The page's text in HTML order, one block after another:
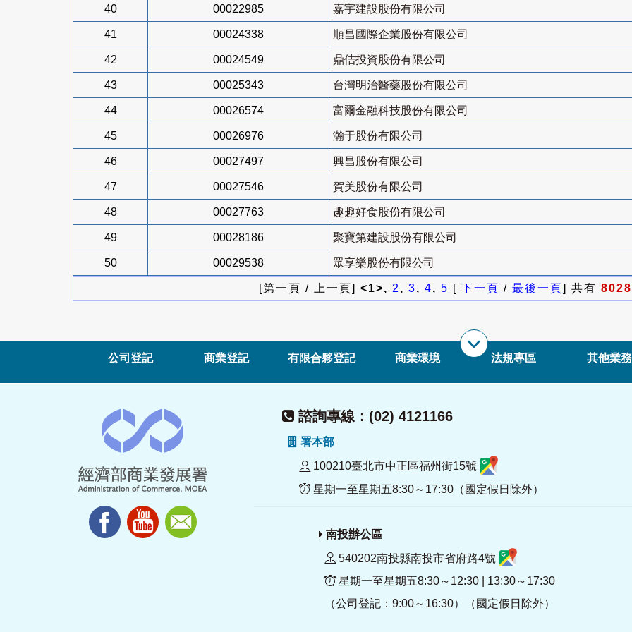
40 00022985 嘉宇建設股份有限公司
41 00024338 順昌國際企業股份有限公司
42 00024549 鼎佶投資股份有限公司
43 00025343 台灣明治醫藥股份有限公司
44 00026574 富爾金融科技股份有限公司
45 00026976 瀚于股份有限公司
46 00027497 興昌股份有限公司
47 00027546 賀美股份有限公司
48 00027763 趣趣好食股份有限公司
49 00028186 聚寶第建設股份有限公司
50 00029538 眾享樂股份有限公司
[第一頁 / 上一頁] <1>, 2, 3, 4, 5 [ 下一頁 / 最後一頁] 共有 8028
公司登記 商業登記 有限合夥登記 商業環境 法規專區 其他業務
諮詢專線：(02) 4121166
署本部
100210臺北市中正區福州街15號
星期一至星期五8:30～17:30（國定假日除外）
南投辦公區
540202南投縣南投市省府路4號
星期一至星期五8:30～12:30 | 13:30～17:30
（公司登記：9:00～16:30）（國定假日除外）